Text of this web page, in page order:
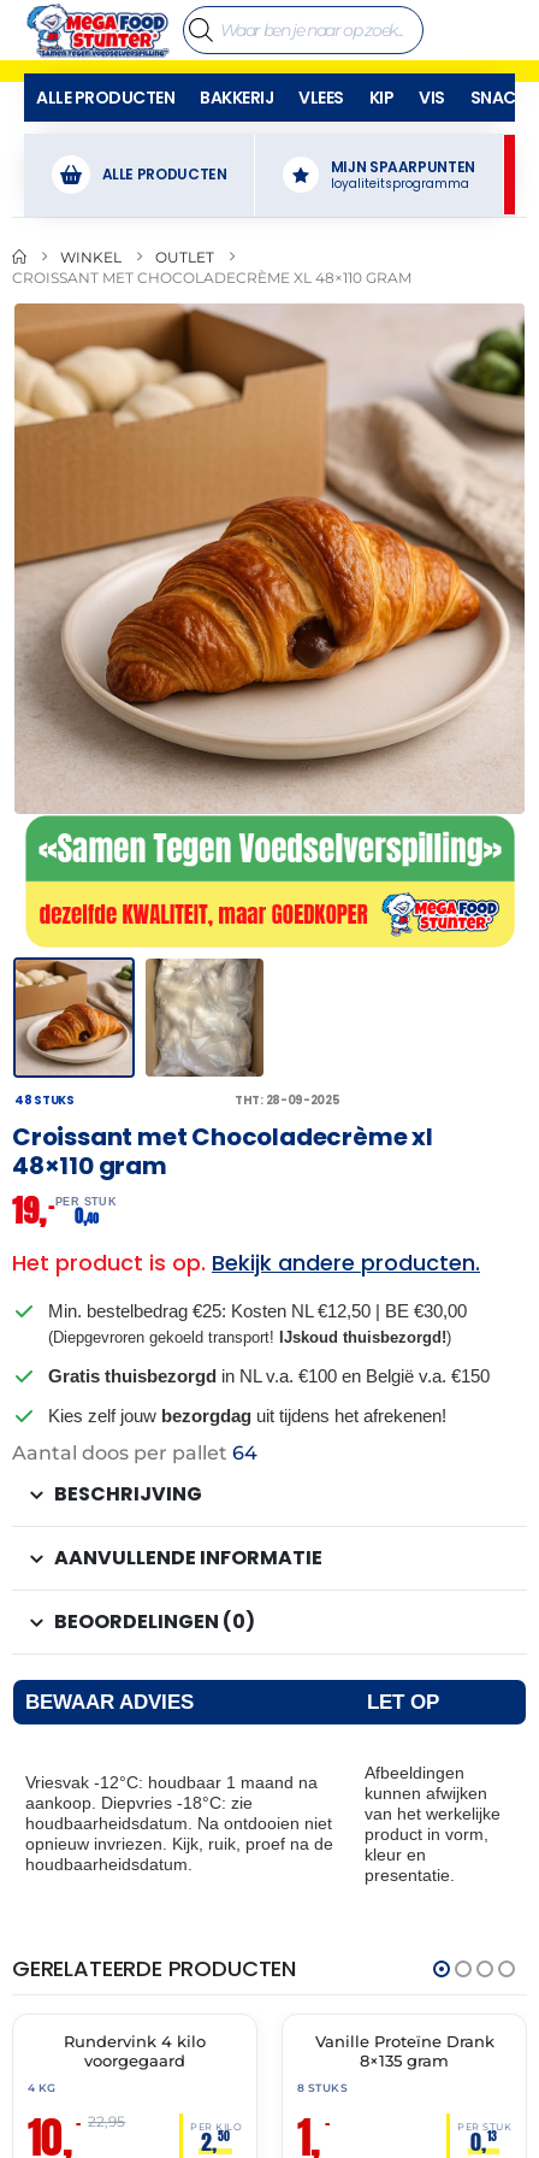
ALLE PRODUCTEN BAKKERIJ VLEES KIP VIS SNACKS
ALLE PRODUCTEN MIJN SPAARPUNTEN
loyaliteitsprogramma
WINKEL
OUTLET
CROISSANT MET CHOCOLADECRÈME XL 48×110 GRAM
48 STUKS THT: 28-09-2025
Croissant met Chocoladecrème xl
48×110 gram
19,– PER STUK
0,40
Het product is op. Bekijk andere producten.
Min. bestelbedrag €25: Kosten NL €12,50 | BE €30,00
(Diepgevroren gekoeld transport! IJskoud thuisbezorgd!)
Gratis thuisbezorgd in NL v.a. €100 en België v.a. €150
Kies zelf jouw bezorgdag uit tijdens het afrekenen!
Aantal doos per pallet 64
BESCHRIJVING
AANVULLENDE INFORMATIE
BEOORDELINGEN (0)
BEWAAR ADVIES LET OP
Vriesvak -12°C: houdbaar 1 maand na
aankoop. Diepvries -18°C: zie
houdbaarheidsdatum. Na ontdooien niet
opnieuw invriezen. Kijk, ruik, proef na de
houdbaarheidsdatum.
Afbeeldingen
kunnen afwijken
van het werkelijke
product in vorm,
kleur en
presentatie.
GERELATEERDE PRODUCTEN
🔥 OP=OP
THT:
12-
Rundervink 4 kilo
voorgegaard
4 KG
10,– PER KILO
2,50
22,95
🔥 OP=OP
Vanille Proteïne Drank
8×135 gram
8 STUKS
1,– PER STUK
0,13